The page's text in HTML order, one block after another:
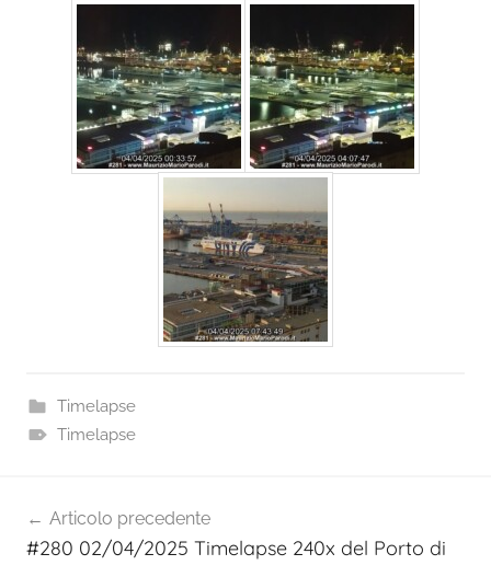
Timelapse
Timelapse
articoli
Articolo precedente
#280 02/04/2025 Timelapse 240x del Porto di